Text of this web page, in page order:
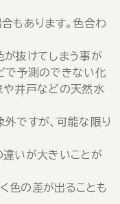
もあります。色合わ
が抜けてしまう事が
で予測のできない化
や井戸などの天然水
ですが、可能な限り
違いが大きいことが
色の差が出ることも